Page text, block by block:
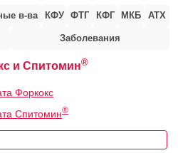
в-ва КФУ ФТГ КФГ МКБ АТХ
Заболевания
и Спитомин®
Форкокс
Спитомин®